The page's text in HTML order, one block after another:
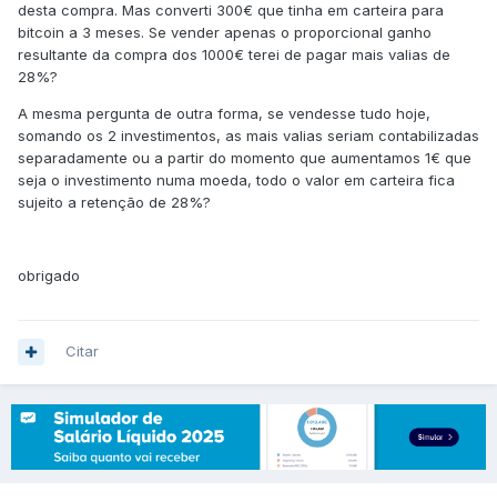
desta compra. Mas converti 300€ que tinha em carteira para
bitcoin a 3 meses. Se vender apenas o proporcional ganho
resultante da compra dos 1000€ terei de pagar mais valias de
28%?
A mesma pergunta de outra forma, se vendesse tudo hoje,
somando os 2 investimentos, as mais valias seriam contabilizadas
separadamente ou a partir do momento que aumentamos 1€ que
seja o investimento numa moeda, todo o valor em carteira fica
sujeito a retenção de 28%?
obrigado
Citar